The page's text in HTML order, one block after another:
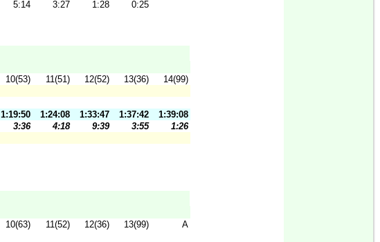
5:14 3:27 1:28 0:25
10(53) 11(51) 12(52) 13(36)
14(99)
1:19:50 1:24:08 1:33:47 1:37:42
1:39:08
3:36 4:18 9:39 3:55
1:26
10(63) 11(52) 12(36) 13(99) A